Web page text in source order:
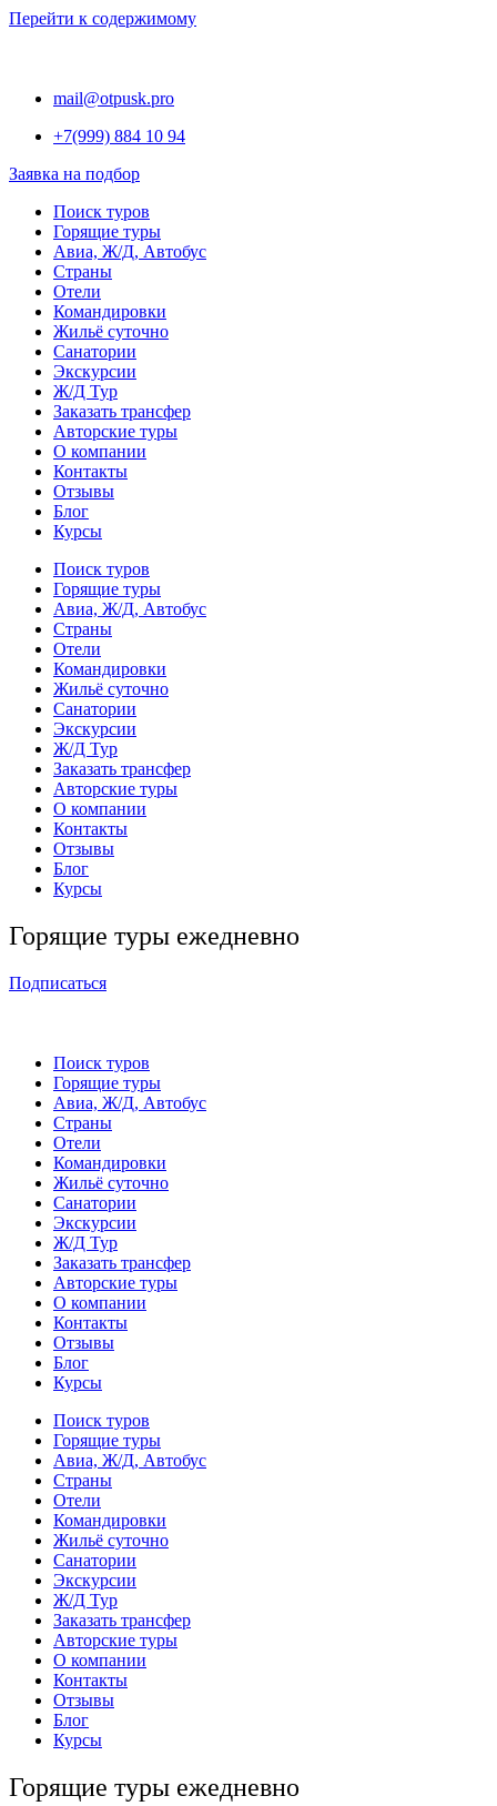
Перейти к содержимому
mail@otpusk.pro
+7(999) 884 10 94
Заявка на подбор
Поиск туров
Горящие туры
Авиа, Ж/Д, Автобус
Страны
Отели
Командировки
Жильё суточно
Санатории
Экскурсии
Ж/Д Тур
Заказать трансфер
Авторские туры
О компании
Контакты
Отзывы
Блог
Курсы
Поиск туров
Горящие туры
Авиа, Ж/Д, Автобус
Страны
Отели
Командировки
Жильё суточно
Санатории
Экскурсии
Ж/Д Тур
Заказать трансфер
Авторские туры
О компании
Контакты
Отзывы
Блог
Курсы
Горящие туры ежедневно
Подписаться
Поиск туров
Горящие туры
Авиа, Ж/Д, Автобус
Страны
Отели
Командировки
Жильё суточно
Санатории
Экскурсии
Ж/Д Тур
Заказать трансфер
Авторские туры
О компании
Контакты
Отзывы
Блог
Курсы
Поиск туров
Горящие туры
Авиа, Ж/Д, Автобус
Страны
Отели
Командировки
Жильё суточно
Санатории
Экскурсии
Ж/Д Тур
Заказать трансфер
Авторские туры
О компании
Контакты
Отзывы
Блог
Курсы
Горящие туры ежедневно